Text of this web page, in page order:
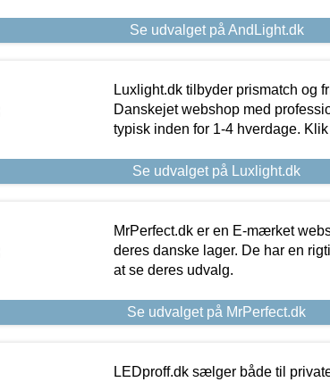
Se udvalget på AndLight.dk
Luxlight.dk tilbyder prismatch og
Danskejet webshop med
typisk inden for 1-4 hverdage.
Se udvalget på Luxlight.dk
MrPerfect.dk er en E-mærket
deres danske lager. De har en
at se deres udvalg.
Se udvalget på MrPerfect.dk
LEDproff.dk sælger både til